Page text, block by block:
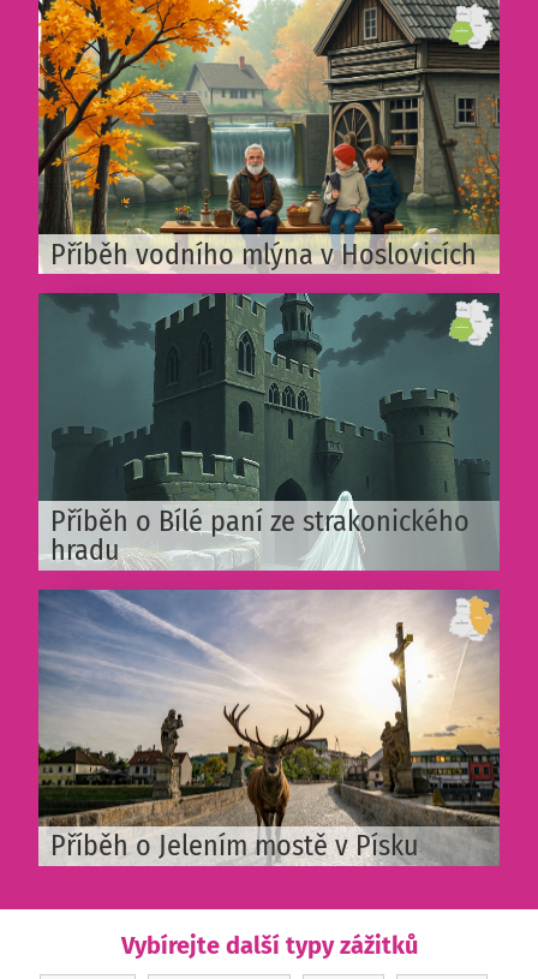
Příběh vodního mlýna v Hoslovicích
Příběh o Bílé paní ze strakonického
hradu
Příběh o Jelením mostě v Písku
Vybírejte další typy zážitků